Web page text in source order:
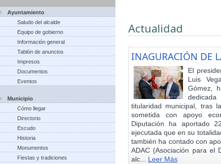
Ayuntamiento
Saludo del alcalde
Equipo de gobierno
Información general
Tablón de anuncios
Impresos
Documentos
Eventos
Municipio
Cómo llegar
Directorio
Escudo
Historia
Monumentos
Fiestas y tradiciones
Actualidad
INAGURACIÓN DE
El
Luis
Gómez,
titularidad municipal, tras
sometida con apoyo
Diputación ha aportado
ejecutada que en su
también ha contado con
ADAC (Asociación para el
alc... Leer Más